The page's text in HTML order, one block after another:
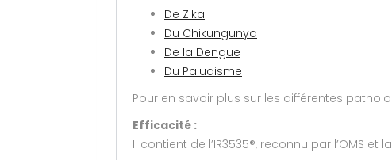
De Zika
Du Chikungunya
De la Dengue
Du Paludisme
Pour en savoir plus sur les différentes
Efficacité :
Il contient de l’IR3535®, reconnu par l’OMS